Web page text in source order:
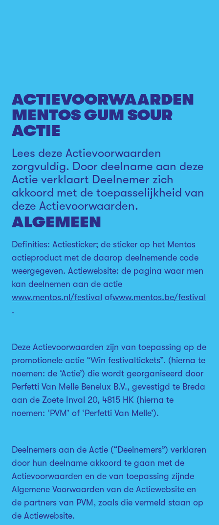
ACTIEVOORWAARDEN
MENTOS GUM SOUR
ACTIE
Lees deze Actievoorwaarden
zorgvuldig. Door deelname aan deze
Actie verklaart Deelnemer zich
akkoord met de toepasselijkheid van
deze Actievoorwaarden.
ALGEMEEN
Definities: Actiesticker; de sticker op het Mentos
actieproduct met de daarop deelnemende code
weergegeven. Actiewebsite: de pagina waar men
kan deelnemen aan de actie
www.mentos.nl/festival ofwww.mentos.be/festival
.
Deze Actievoorwaarden zijn van toepassing op de
promotionele actie “Win festivaltickets”. (hierna te
noemen: de ‘Actie’) die wordt georganiseerd door
Perfetti Van Melle Benelux B.V., gevestigd te Breda
aan de Zoete Inval 20, 4815 HK (hierna te
noemen: ‘PVM’ of ‘Perfetti Van Melle’).
Deelnemers aan de Actie (“Deelnemers”) verklaren
door hun deelname akkoord te gaan met de
Actievoorwaarden en de van toepassing zijnde
Algemene Voorwaarden van de Actiewebsite en
de partners van PVM, zoals die vermeld staan op
de Actiewebsite.